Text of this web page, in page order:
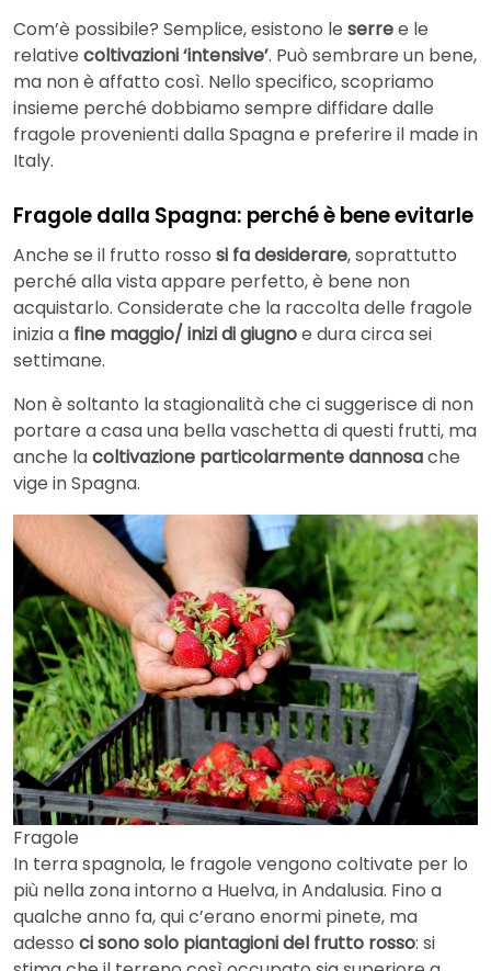
Com’è possibile? Semplice, esistono le serree le
relative coltivazioni ‘intensive’. Può sembrare un bene,
ma non è affatto così. Nello specifico, scopriamo
insieme perché dobbiamo sempre diffidare dalle
fragole provenienti dalla Spagna e preferire il made in
Italy.
Fragole dalla Spagna: perché è bene evitarle
Anche se il frutto rosso si fa desiderare, soprattutto
perché alla vista appare perfetto, è bene non
acquistarlo. Considerate che la raccolta delle fragole
inizia a fine maggio/ inizi di giugnoe dura circa sei
settimane.
Non è soltanto la stagionalità che ci suggerisce di non
portare a casa una bella vaschetta di questi frutti, ma
anche lacoltivazione particolarmente dannosache
vige in Spagna.
Fragole
In terra spagnola, le fragole vengono coltivate per lo
più nella zona intorno a Huelva, in Andalusia. Fino a
qualche anno fa, qui c’erano enormi pinete, ma
adesso ci sono solo piantagioni del frutto rosso: si